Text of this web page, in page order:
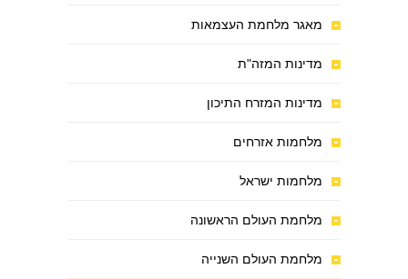
מאגר מלחמת העצמאות
מדינות המזה"ת
מדינות המזרח התיכון
מלחמות אזרחים
מלחמות ישראל
מלחמת העולם הראשונה
מלחמת העולם השנייה